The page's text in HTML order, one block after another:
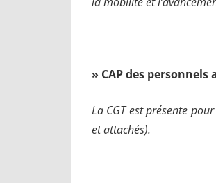
» CAP des
La CGT est présente
et attachés).